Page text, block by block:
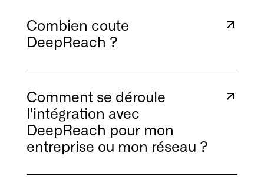
Combien coute
DeepReach ?
Comment se déroule
l'intégration avec
DeepReach pour mon
entreprise ou mon réseau ?